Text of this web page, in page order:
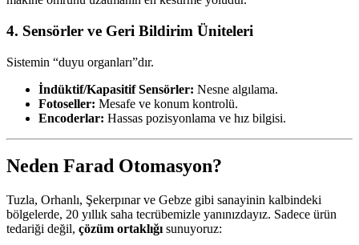
4. Sensörler ve Geri Bildirim Üniteleri
Sistemin “duyu organları”dır.
İndüktif/Kapasitif Sensörler: Nesne algılama.
Fotoseller: Mesafe ve konum kontrolü.
Encoderlar: Hassas pozisyonlama ve hız bilgisi.
Neden Farad Otomasyon?
Tuzla, Orhanlı, Şekerpınar ve Gebze gibi sanayinin kalbindeki
bölgelerde, 20 yıllık saha tecrübemizle yanınızdayız. Sadece ürün
tedariği değil, çözüm ortaklığı sunuyoruz: